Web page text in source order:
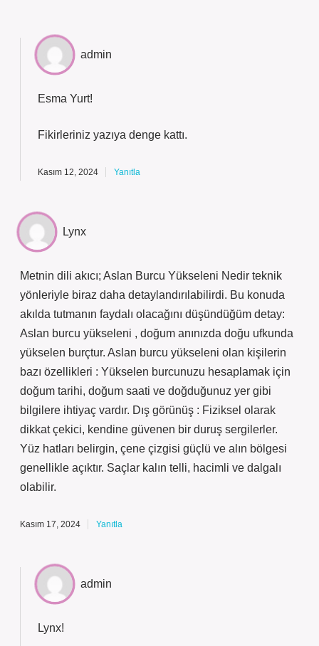
admin
Esma Yurt!
Fikirleriniz yazıya denge kattı.
Kasım 12, 2024 Yanıtla
Lynx
Metnin dili akıcı; Aslan Burcu Yükseleni Nedir teknik
yönleriyle biraz daha detaylandırılabilirdi. Bu konuda
akılda tutmanın faydalı olacağını düşündüğüm detay:
Aslan burcu yükseleni , doğum anınızda doğu ufkunda
yükselen burçtur. Aslan burcu yükseleni olan kişilerin
bazı özellikleri : Yükselen burcunuzu hesaplamak için
doğum tarihi, doğum saati ve doğduğunuz yer gibi
bilgilere ihtiyaç vardır. Dış görünüş : Fiziksel olarak
dikkat çekici, kendine güvenen bir duruş sergilerler.
Yüz hatları belirgin, çene çizgisi güçlü ve alın bölgesi
genellikle açıktır. Saçlar kalın telli, hacimli ve dalgalı
olabilir.
Kasım 17, 2024 Yanıtla
admin
Lynx!